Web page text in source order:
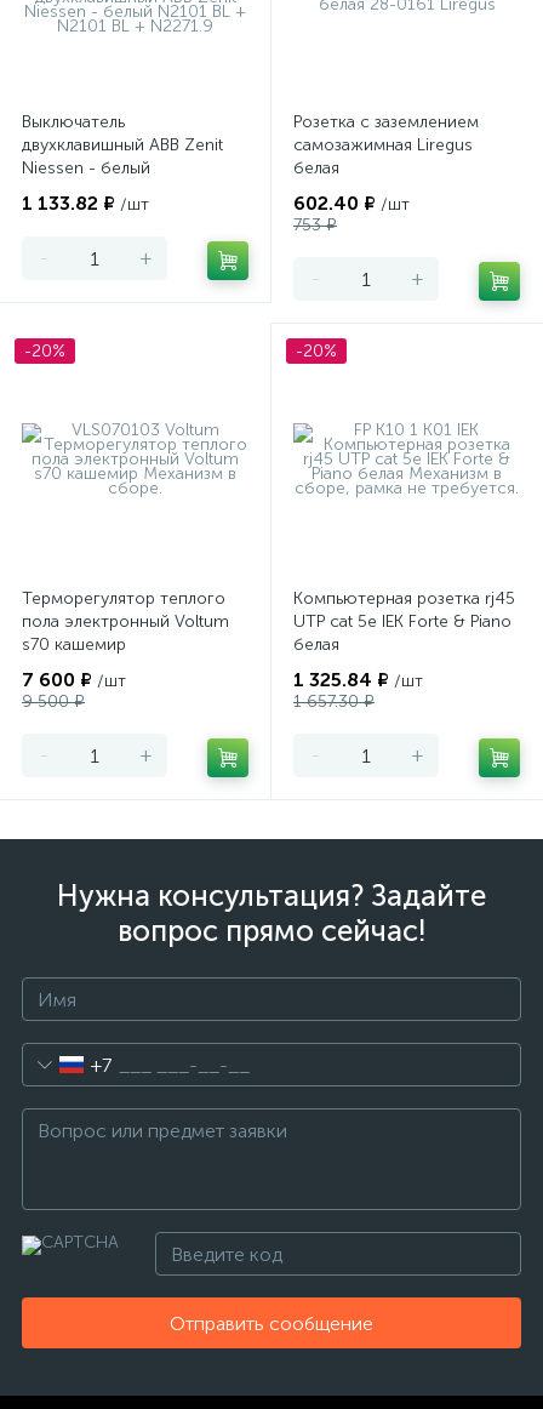
Выключатель
двухклавишный ABB Zenit
Niessen - белый
1 133.82 ₽ /шт
- +
Розетка с заземлением
самозажимная Liregus
белая
602.40 ₽ /шт
753 ₽
- +
-20%
Терморегулятор теплого
пола электронный Voltum
s70 кашемир
7 600 ₽ /шт
9 500 ₽
- +
-20%
Компьютерная розетка rj45
UTP cat 5e IEK Forte & Piano
белая
1 325.84 ₽ /шт
1 657.30 ₽
- +
Нужна консультация? Задайте
вопрос прямо сейчас!
+7
Отправить сообщение